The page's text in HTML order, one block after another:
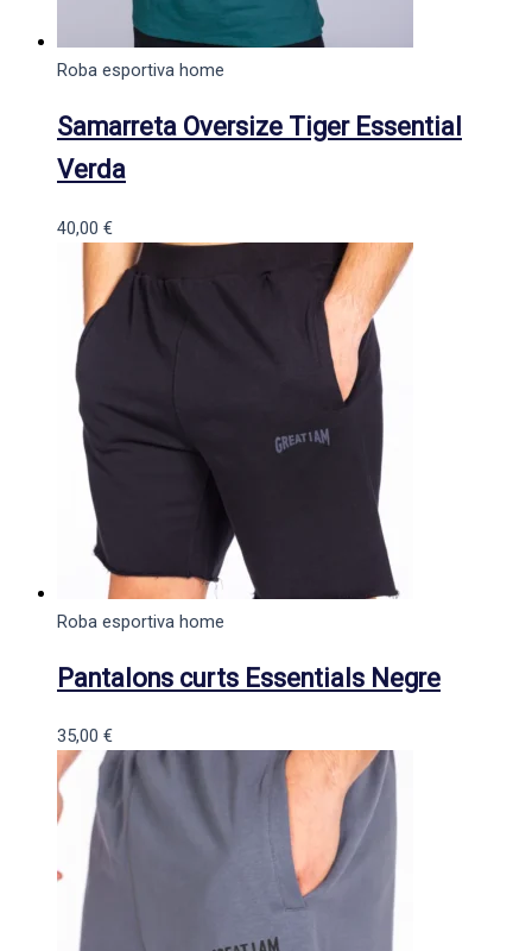
Roba esportiva home
Samarreta Oversize Tiger Essential
Verda
40,00 €
Roba esportiva home
Pantalons curts Essentials Negre
35,00 €